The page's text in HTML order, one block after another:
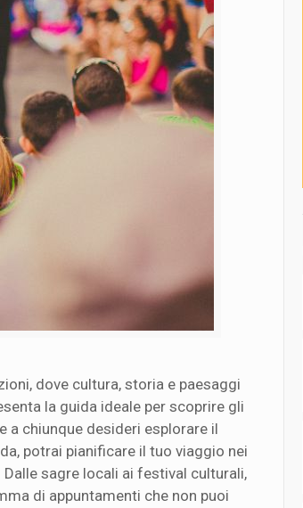
dove cultura, storia e paesaggi
la guida ideale per scoprire gli
a chiunque desideri esplorare il
potrai pianificare il tuo viaggio nei
sagre locali ai festival culturali,
di appuntamenti che non puoi